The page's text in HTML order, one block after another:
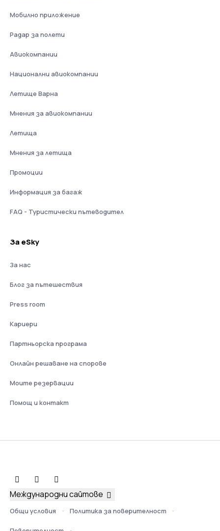
Мобилно приложение
Радар за полети
Авиокомпании
Национални авиокомпании
Летище Варна
Мнения за авиокомпании
Летища
Мнения за летища
Промоции
Информация за багаж
FAQ - Туристически пътеводител
За eSky
За нас
Блог за пътешествия
Press room
Кариери
Партньорска програма
Онлайн решаване на спорове
Моите резервации
Помощ и контакт
Общи условия Политика за поверителност
Международни сайтове